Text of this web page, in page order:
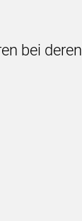
bei deren